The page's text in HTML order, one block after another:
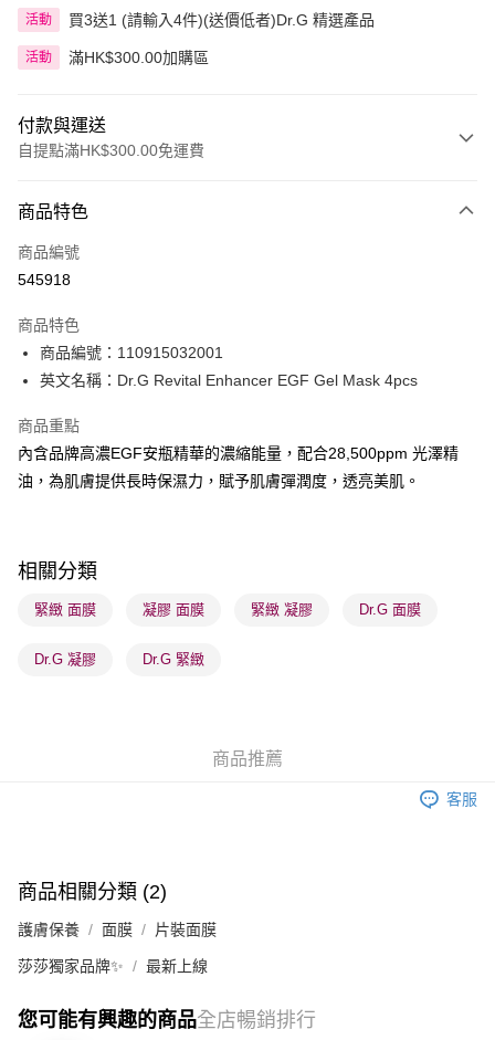
活動 買3送1 (請輸入4件)(送價低者)Dr.G 精選產品
活動 滿HK$300.00加購區
付款與運送
自提點滿HK$300.00免運費
信用卡
Apple Pay
PayMe
WeChat Pay
BoC Pay
送貨方式
每筆HK$65.00，滿HK$300.00或以上免運費
確認發貨後1-3 工作天送達，訂單將隨機分配至SF順豐速運或京東
(香港門市) 只顯示可選門市。確認發貨後2-5個工作天到店，3天內
取。逾期會取消訂單，並不會安排重寄
澳門地區配送 - 確認發貨後1-4個工作天送達
商品特色
商品編號
545918
商品特色
商品編號：110915032001
英文名稱：Dr.G Revital Enhancer EGF Gel Mask 4pcs
商品重點
內含品牌高濃EGF安瓶精華的濃縮能量，配合28,500ppm 光澤精
油，為肌膚提供長時保濕力，賦予肌膚彈潤度，透亮美肌。
相關分類
緊緻 面膜 凝膠 面膜 緊緻 凝膠 Dr.G 面膜
Dr.G 凝膠 Dr.G 緊緻
商品推薦
客服
商品相關分類 (2)
護膚保養 面膜 片裝面膜
莎莎獨家品牌✨ 最新上線
您可能有興趣的商品全店暢銷排行